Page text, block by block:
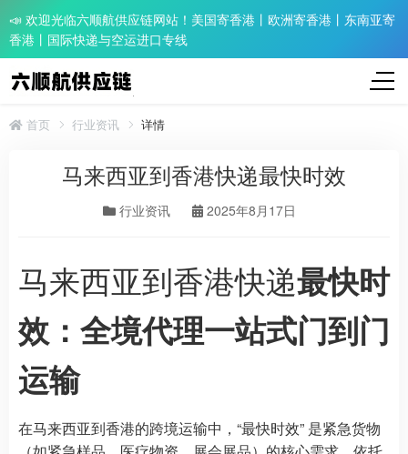
📣 欢迎光临六顺航供应链网站！美国寄香港丨欧洲寄香港丨东南亚寄
香港丨国际快递与空运进口专线
首页 行业资讯 详情
马来西亚到香港快递最快时效
行业资讯 2025年8月17日
马来西亚到香港快递最快时
效：全境代理一站式门到门
运输
在马来西亚到香港的跨境运输中，“最快时效” 是紧急货物